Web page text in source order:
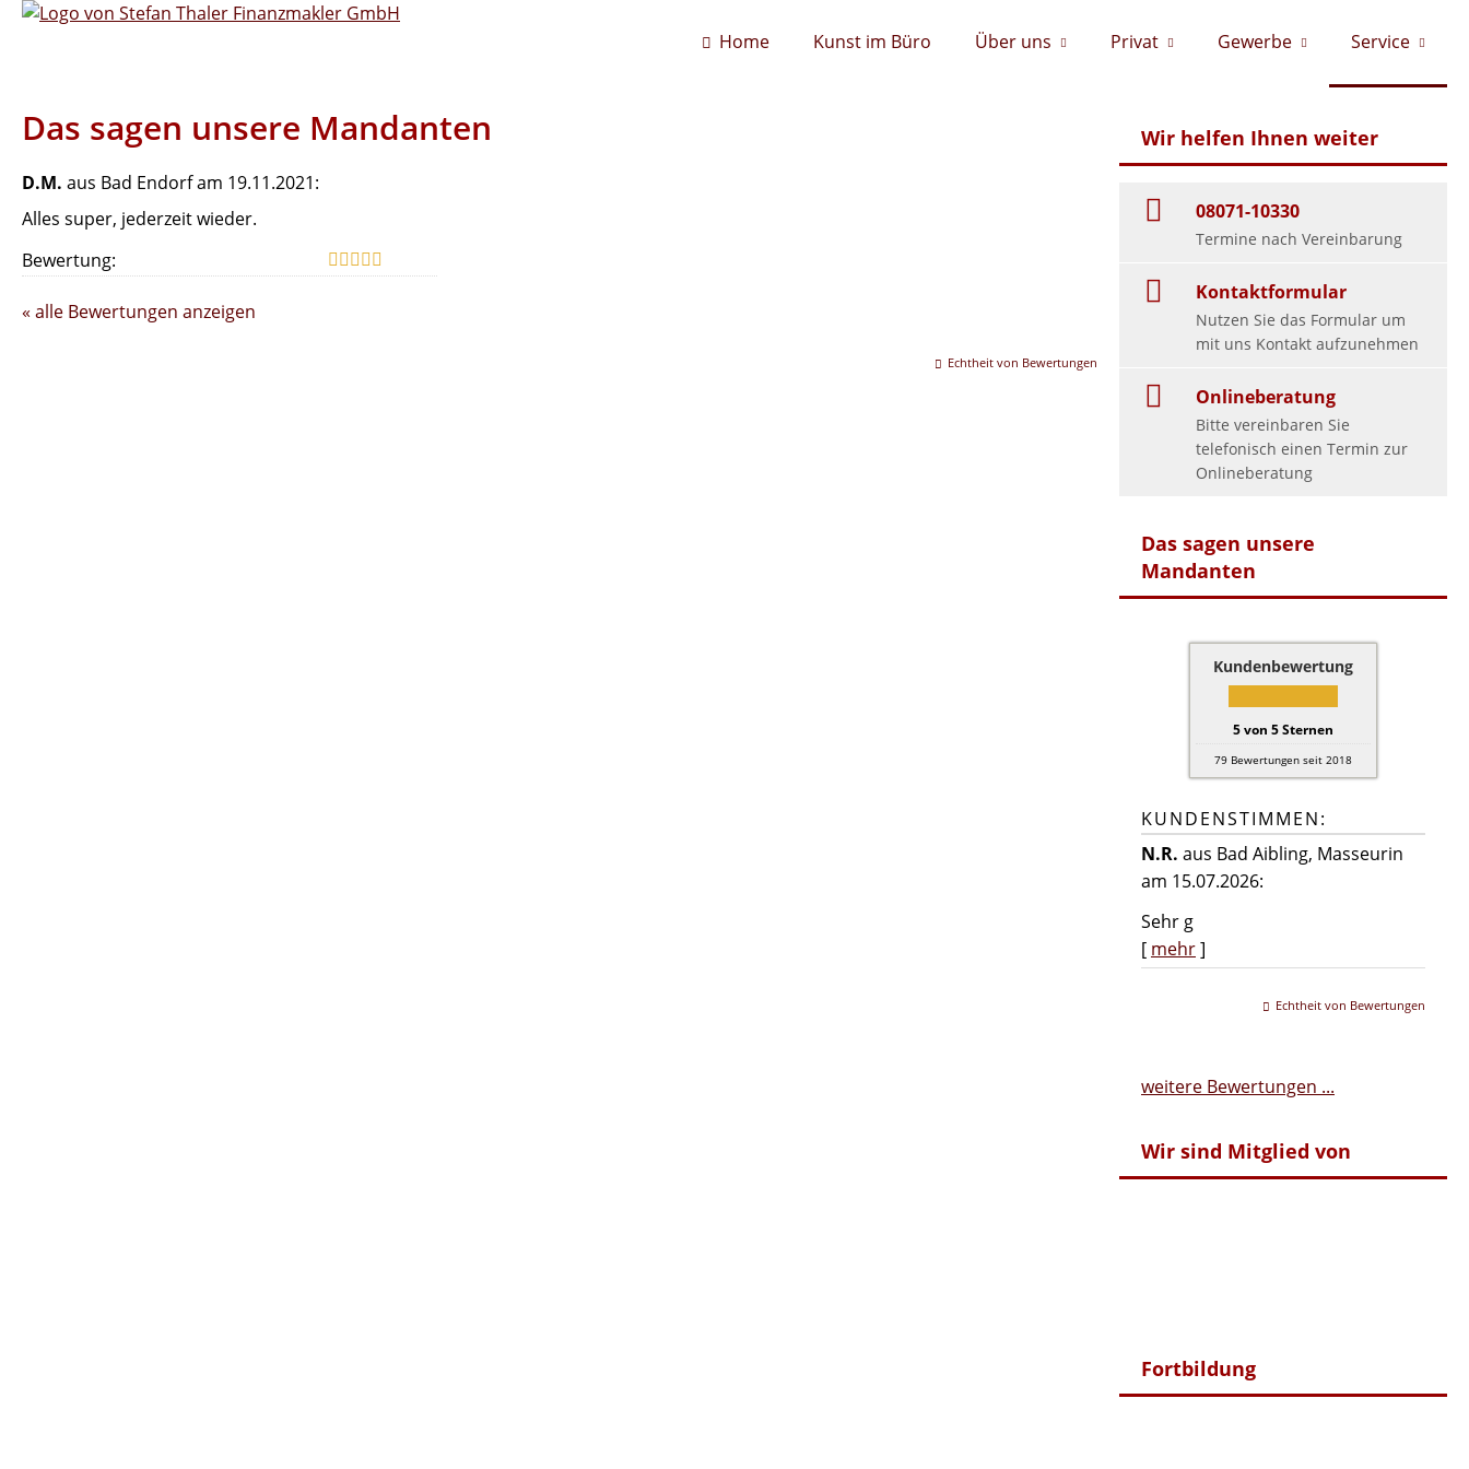
Home Kunst im Büro Über uns Privat Gewerbe Service
Wir helfen Ihnen weiter
08071-10330
Termine nach Vereinbarung
Kontaktformular
Nutzen Sie das Formular um
mit uns Kontakt aufzunehmen
Onlineberatung
Bitte vereinbaren Sie
telefonisch einen Termin zur
Onlineberatung
Das sagen unsere
Mandanten
Kundenbewertung
5von 5Sternen
79 Bewertungen seit 2018
KUNDENSTIMMEN:
N.R. aus Bad Aibling, Masseurin
am 15.07.2026:
Sehr g
[ mehr]
Echtheit von Bewertungen
weitere Bewertungen ...
Wir sind Mitglied von
Fortbildung
Das sagen unsere Mandanten
D.M. aus Bad Endorfam 19.11.2021:
Alles super, jederzeit wieder.
Bewertung:
« alle Bewertungen anzeigen
Echtheit von Bewertungen